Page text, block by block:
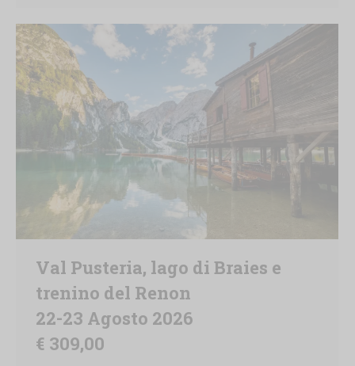
Val Pusteria, lago di Braies e
trenino del Renon
22-23 Agosto 2026
€ 309,00